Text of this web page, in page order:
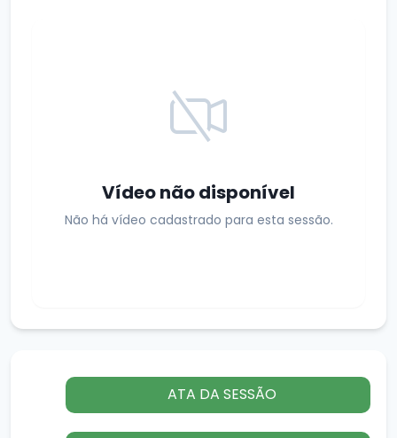
Vídeo não disponível
Não há vídeo cadastrado para esta sessão.
ATA DA SESSÃO